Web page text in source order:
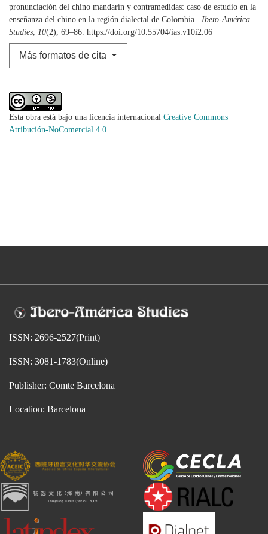
pronunciación del chino mandarín y contramedidas: caso de estudio en la
enseñanza del chino en la región dialectal de Colombia . Ibero-América
Studies, 10(2), 69–86. https://doi.org/10.55704/ias.v10i2.06
Más formatos de cita
Esta obra está bajo una licencia internacional Creative Commons
Atribución-NoComercial 4.0.
ISSN: 2696-2527(Print)
ISSN: 3081-1783(Online)
Publisher: Comte Barcelona
Location: Barcelona